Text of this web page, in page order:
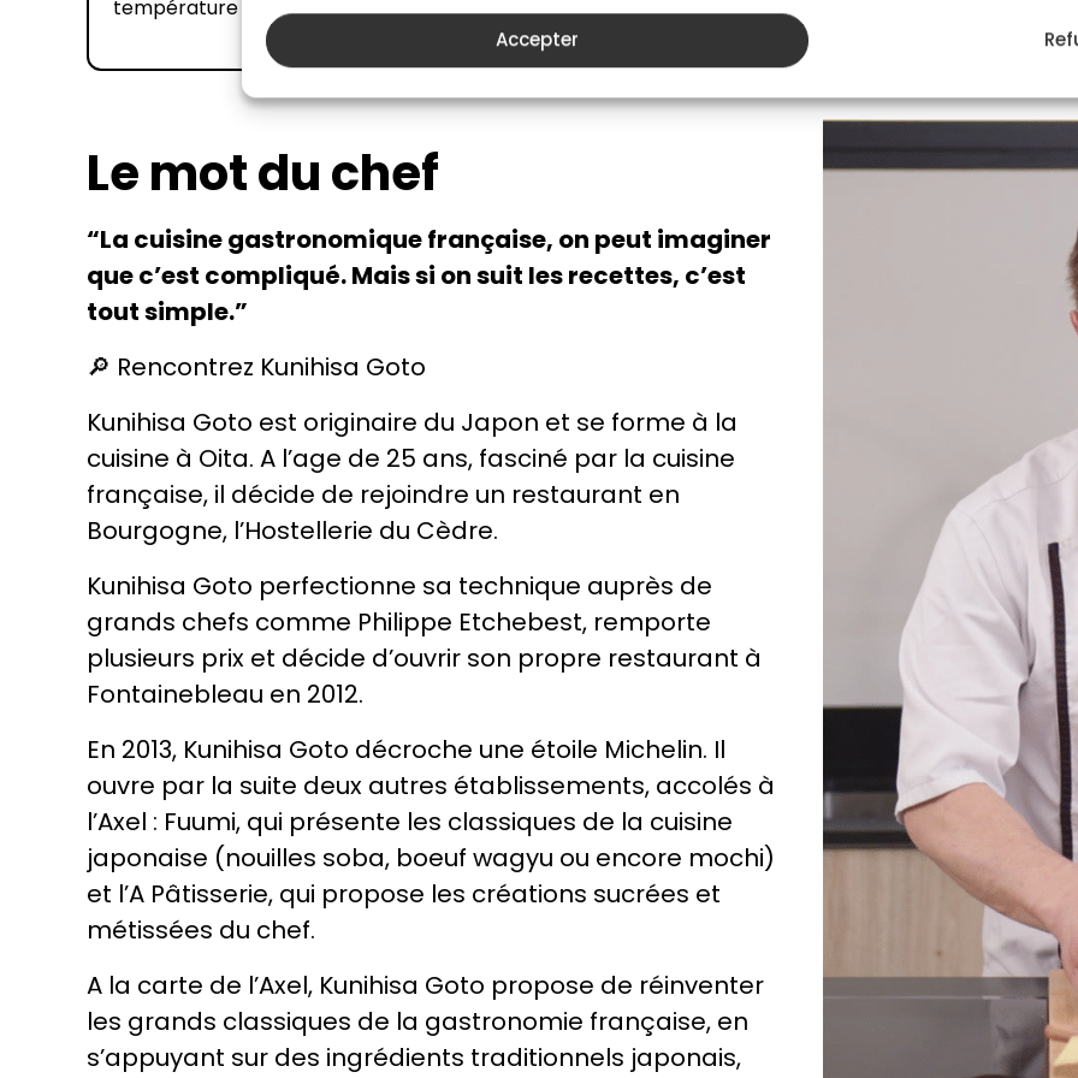
Accepter
température à l'aide d'un thermomètre ?
Le mot du chef
“La cuisine gastronomique française, on peut imaginer
que c’est compliqué. Mais si on suit les recettes, c’est
tout simple.”
🔎 Rencontrez Kunihisa Goto
Kunihisa Goto est originaire du Japon et se forme à la
cuisine à Oita. A l’age de 25 ans, fasciné par la cuisine
française, il décide de rejoindre un restaurant en
Bourgogne, l’Hostellerie du Cèdre.
Kunihisa Goto perfectionne sa technique auprès de
grands chefs comme Philippe Etchebest, remporte
plusieurs prix et décide d’ouvrir son propre restaurant à
Fontainebleau en 2012.
En 2013, Kunihisa Goto décroche une étoile Michelin. Il
ouvre par la suite deux autres établissements, accolés à
l’Axel : Fuumi, qui présente les classiques de la cuisine
japonaise (nouilles soba, boeuf wagyu ou encore mochi)
et l’A Pâtisserie, qui propose les créations sucrées et
métissées du chef.
A la carte de l’Axel, Kunihisa Goto propose de réinventer
les grands classiques de la gastronomie française, en
s’appuyant sur des ingrédients traditionnels japonais,